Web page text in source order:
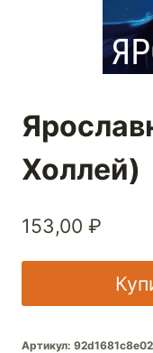
Холлей)
153,00 ₽
Артикул: 92d1681c8e02